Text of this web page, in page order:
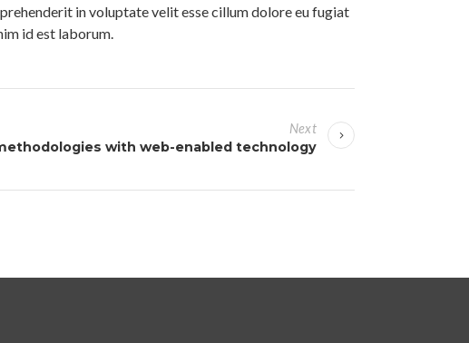
in voluptate velit esse cillum dolore eu fugiat
id est laborum.
Next
with web-enabled technology